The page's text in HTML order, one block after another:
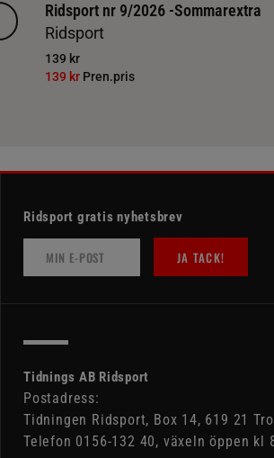
Ridsport nr 9/2026 -Sommarextra
Ridsport
139 kr
139 kr Pren.pris
Ridsport gratis nyhetsbrev
JA TACK!
Tidnings AB Ridsport
Postadress:
Tidningen Ridsport, Box 14, 619 21
Telefon 0156-132 40, växeln öppen kl